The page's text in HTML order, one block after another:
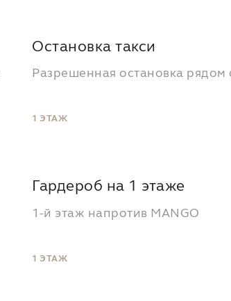
Остановка такси
Разрешенная остановка рядом
1 ЭТАЖ
Гардероб на 1 этаже
1-й этаж напротив MANGO
1 ЭТАЖ